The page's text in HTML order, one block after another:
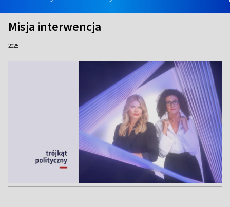
Misja interwencja
2025